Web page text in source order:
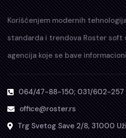
Korišćenjem modernih
standarda i trendova Roster soft
agencija koje se bave
064/47-88-150; 031/602-257
office@roster.rs
Trg Svetog Save 2/8, 31000